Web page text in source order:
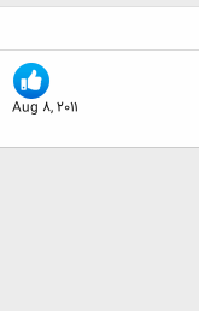
Aug 8, 2011